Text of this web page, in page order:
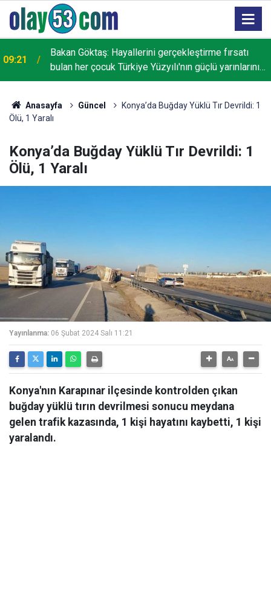
09:21
Bakan Göktaş: Hayallerini gerçekleştirme fırsatı
bulan her çocuk Türkiye Yüzyılı'nın güçlü yarınlarını
inşa edecek
Anasayfa Güncel
Konya’da Buğday Yüklü Tır Devrildi: 1
Ölü, 1 Yaralı
Konya’da Buğday Yüklü Tır Devrildi: 1
Ölü, 1 Yaralı
Yayınlanma: 06 Şubat 2024 Salı 11:21
Konya'nın Karapınar ilçesinde kontrolden çıkan
buğday yüklü tırın devrilmesi sonucu meydana
gelen trafik kazasında, 1 kişi hayatını kaybetti, 1 kişi
yaralandı.